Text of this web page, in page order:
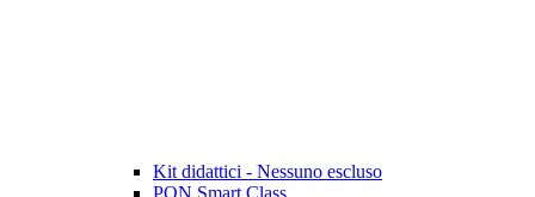
Kit didattici - Nessuno escluso